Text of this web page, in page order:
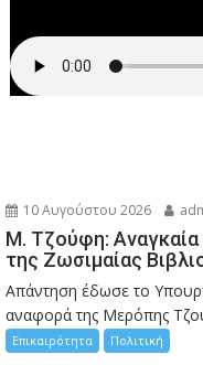
10 Αυγούστου 2026
M. Τζούφη:
της Ζωσιμαίας
Απάντηση έδωσε το
αναφορά της Μερόπης
Επικαιρότητα Πολιτική